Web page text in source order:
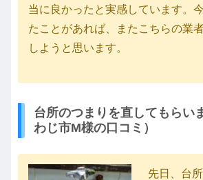
当に良かったと実感しています。
たことがあれば、またこちらの業
しようと思います。
台所のつまりを直してもらい
わじ市M様の口コミ）
先日、台